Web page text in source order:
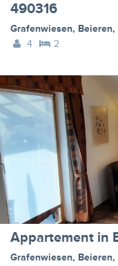
490316
Grafenwiesen, Beieren,
4
2
Grafenwiesen, Beieren,